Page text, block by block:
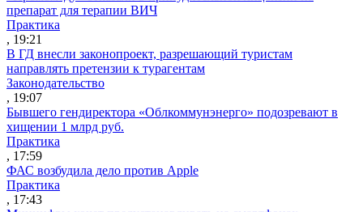
препарат для терапии ВИЧ
Практика
, 19:21
В ГД внесли законопроект, разрешающий туристам
направлять претензии к турагентам
Законодательство
, 19:07
Бывшего гендиректора «Облкоммунэнерго» подозревают в
хищении 1 млрд руб.
Практика
, 17:59
ФАС возбудила дело против Apple
Практика
, 17:43